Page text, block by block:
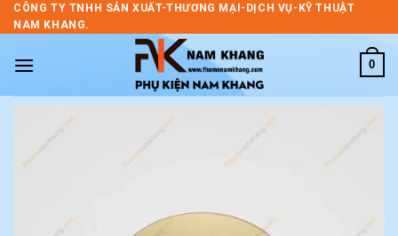
Skip
to
CÔNG TY TNHH SẢN XUẤT-THƯƠNG MẠI-DỊCH VỤ-KỸ THUẬT
NAM KHANG.
0